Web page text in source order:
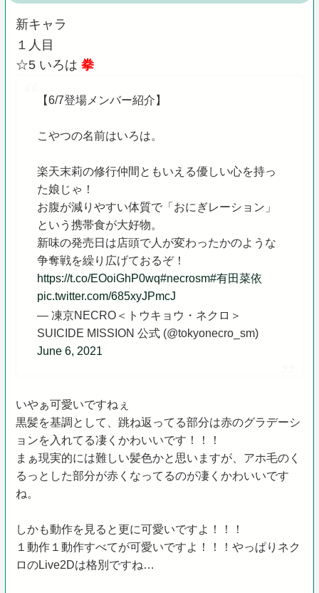
新キャラ
１人目
☆5 いろは拳
【6/7登場メンバー紹介】
こやつの名前はいろは。
楽天末莉の修行仲間ともいえる優しい心を持っ
た娘じゃ！
お腹が減りやすい体質で「おにぎレーション」
という携帯食が大好物。
新味の発売日は店頭で人が変わったかのような
争奪戦を繰り広げておるぞ！
https://t.co/EOoiGhP0wq#necrosm#有田菜依
pic.twitter.com/685xyJPmcJ
— 凍京NECRO＜トウキョウ・ネクロ＞
SUICIDE MISSION 公式 (@tokyonecro_sm)
June 6, 2021
いやぁ可愛いですねぇ
黒髪を基調として、跳ね返ってる部分は赤のグラデーシ
ョンを入れてる凄くかわいいです！！！
まぁ現実的には難しい髪色かと思いますが、アホ毛のく
るっとした部分が赤くなってるのが凄くかわいいです
ね。
しかも動作を見ると更に可愛いですよ！！！
１動作１動作すべてが可愛いですよ！！！やっぱりネク
ロのLive2Dは格別ですね…